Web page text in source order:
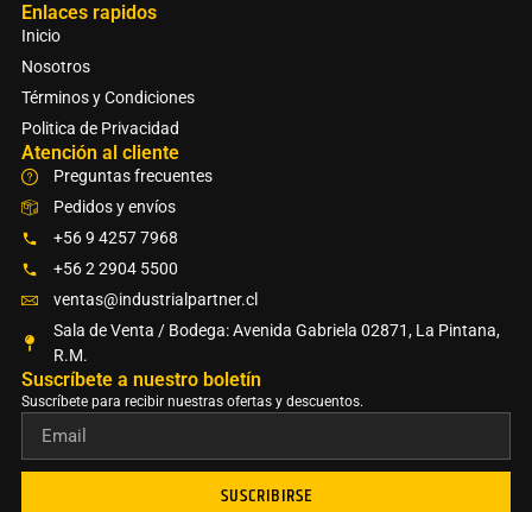
Enlaces rapidos
Inicio
Nosotros
Términos y Condiciones
Politica de Privacidad
Atención al cliente
Preguntas frecuentes
Pedidos y envíos
+56 9 4257 7968
+56 2 2904 5500
ventas@industrialpartner.cl
Sala de Venta / Bodega: Avenida Gabriela 02871, La Pintana,
R.M.
Suscríbete a nuestro boletín​
Suscríbete para recibir nuestras ofertas y descuentos.
SUSCRIBIRSE